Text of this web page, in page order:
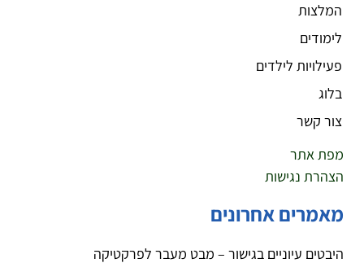
המלצות
לימודים
פעילויות לילדים
בלוג
צור קשר
מפת אתר
הצהרת נגישות
מאמרים אחרונים
היבטים עיוניים בגישור – מבט מעבר לפרקטיקה